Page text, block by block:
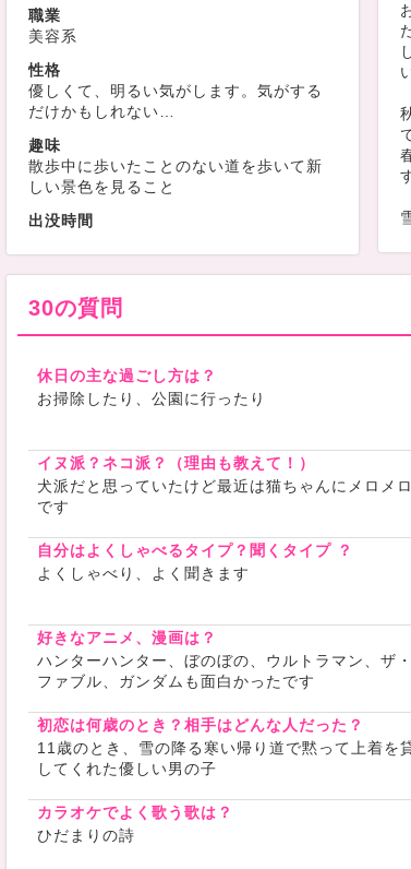
職業
美容系
性格
優しくて、明るい気がします。気がする
だけかもしれない…
趣味
散歩中に歩いたことのない道を歩いて新
しい景色を見ること
出没時間
30の質問
休日の主な過ごし方は？
お掃除したり、公園に行ったり
イヌ派？ネコ派？（理由も教えて！）
犬派だと思っていたけど最近は猫ちゃんにメロメロ
です
自分はよくしゃべるタイプ？聞くタイプ ？
よくしゃべり、よく聞きます
好きなアニメ、漫画は？
ハンターハンター、ぼのぼの、ウルトラマン、ザ・
ファブル、ガンダムも面白かったです
初恋は何歳のとき？相手はどんな人だった？
11歳のとき、雪の降る寒い帰り道で黙って上着を
してくれた優しい男の子
カラオケでよく歌う歌は？
ひだまりの詩